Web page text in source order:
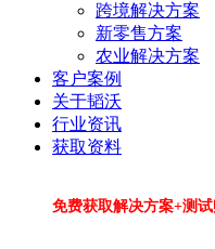
跨境解决方案
新零售方案
农业解决方案
客户案例
关于韬沃
行业资讯
获取资料
免费获取解决方案+测